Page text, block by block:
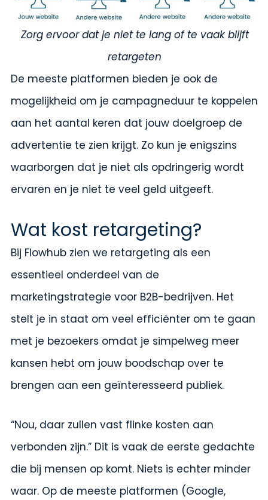
Zorg ervoor dat je niet te lang of te vaak blijft
retargeten
De meeste platformen bieden je ook de
mogelijkheid om je campagneduur te koppelen
aan het aantal keren dat jouw doelgroep de
advertentie te zien krijgt. Zo kun je enigszins
waarborgen dat je niet als opdringerig wordt
ervaren en je niet te veel geld uitgeeft.
Wat kost retargeting?
Bij Flowhub zien we retargeting als een
essentieel onderdeel van de
marketingstrategie voor B2B-bedrijven. Het
stelt je in staat om veel efficiënter om te gaan
met je bezoekers omdat je simpelweg meer
kansen hebt om jouw boodschap over te
brengen aan een geïnteresseerd publiek.
“Nou, daar zullen vast flinke kosten aan
verbonden zijn.” Dit is vaak de eerste gedachte
die bij mensen op komt. Niets is echter minder
waar. Op de meeste platformen (Google,